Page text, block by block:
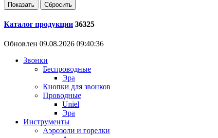
Каталог продукции 36325
Обновлен 09.08.2026 09:40:36
Звонки
Беспроводные
Эра
Кнопки для звонков
Проводные
Uniel
Эра
Инструменты
Аэрозоли и горелки